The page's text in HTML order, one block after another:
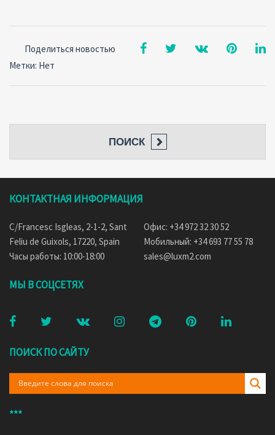
Поделиться новостью
Метки: Нет
ПОИСК
КОНТАКТНАЯ ИНФОРМАЦИЯ
C/Francesc Isgleas, 2-1-2, Sant
Feliu de Guixols, 17220, Spain
Часы работы: 10:00-18:00
Офис: +34 972 32 30 52
Мобильный: +34 693 77 55 78
sales@luxm2.com
МЫ В СОЦСЕТЯХ
ПОИСК ПО САЙТУ
***